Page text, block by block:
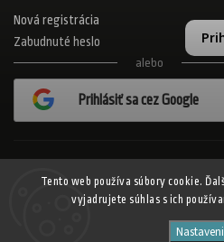
Tento web používa súbory cookie.
vyjadrujete súhlas s ich
Nová registrácia
Zabudnuté heslo
alebo
Prihlásiť sa cez Google
ADISPORT.sk -
práva